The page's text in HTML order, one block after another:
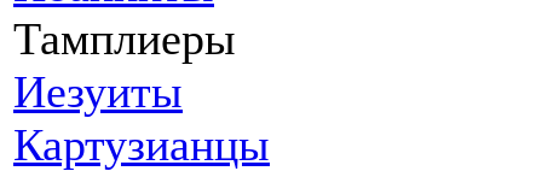
Тамплиеры
Иезуиты
Картузианцы